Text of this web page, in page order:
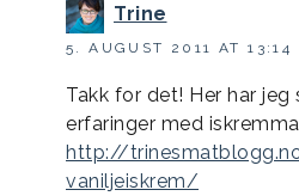
Trine
5. AUGUST 2011 AT 13:14
Takk for det! Her har
erfaringer med
http://
vaniljeiskrem/